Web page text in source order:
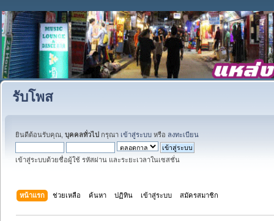
รับโพส
ยินดีต้อนรับคุณ, บุคคลทั่วไป กรุณา เข้าสู่ระบบ หรือ ลงทะเบียน
เข้าสู่ระบบด้วยชื่อผู้ใช้ รหัสผ่าน และระยะเวลาในเซสชั่น
หน้าแรก ช่วยเหลือ ค้นหา ปฏิทิน เข้าสู่ระบบ สมัครสมาชิก